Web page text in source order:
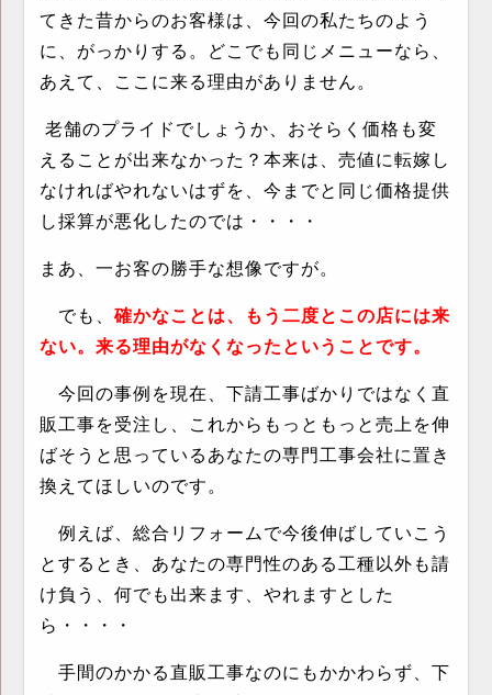
てきた昔からのお客様は、今回の私たちのよう
に、がっかりする。どこでも同じメニューなら、
あえて、ここに来る理由がありません。
老舗のプライドでしょうか、おそらく価格も変
えることが出来なかった？本来は、売値に転嫁し
なければやれないはずを、今までと同じ価格提供
し採算が悪化したのでは・・・・
まあ、一お客の勝手な想像ですが。
でも、 確かなことは、もう二度とこの店には来
ない。来る理由がなくなったということです。
今回の事例を現在、下請工事ばかりではなく直
販工事を受注し、これからもっともっと売上を伸
ばそうと思っているあなたの専門工事会社に置き
換えてほしいのです。
例えば、総合リフォームで今後伸ばしていこう
とするとき、あなたの専門性のある工種以外も請
け負う、何でも出来ます、やれますとした
ら・・・・
手間のかかる直販工事なのにもかかわらず、下